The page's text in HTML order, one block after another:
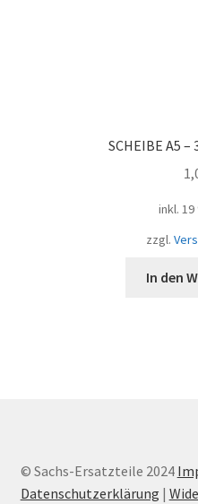
SCHEIBE A5 –
inkl. 19
zzgl.
In den
© Sachs-Ersatzteile 2024
Datenschutzerklärung |